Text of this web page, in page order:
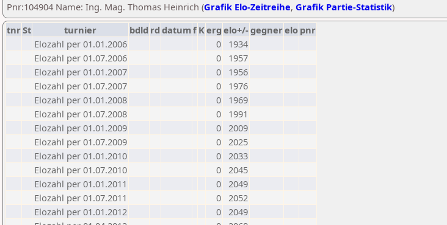
Pnr:104904 Name: Ing. Mag. Thomas Heinrich (Grafik Elo-Zeitreihe, Grafik Partie-Statistik)
tnrSt turnier bdld rd datumf Kerg elo+/-gegnerelo pnr
Elozahl per 01.01.2006
0
1934
Elozahl per 01.07.2006
0
1957
Elozahl per 01.01.2007
0
1956
Elozahl per 01.07.2007
0
1976
Elozahl per 01.01.2008
0
1969
Elozahl per 01.07.2008
0
1991
Elozahl per 01.01.2009
0 2009
Elozahl per 01.07.2009
0 2025
Elozahl per 01.01.2010
0 2033
Elozahl per 01.07.2010
0 2045
Elozahl per 01.01.2011
0 2049
Elozahl per 01.07.2011
0 2052
Elozahl per 01.01.2012
0 2049